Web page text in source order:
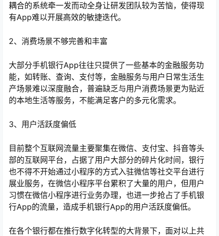
耦合的系统牵一发而动全身让研发团队较为苦恼，使得现
有App难以开展高效的敏捷迭代。
2、消费场景不够完善和丰富
大部分手机银行App往往只提供了一些基本的金融服务功
能，如转账、查询、支付等，金融服务与用户日常生活生
产场景难以深度融合，普遍缺乏与用户消费场景更为贴近
的本地生活等服务，不能满足客户的多元化需求。
3、用户活跃度偏低
目前整个互联网流量主要聚集在微信、支付宝、抖音等头
部的互联网平台，占据了用户大部分的碎片化时间，银行
也不得不开始通过小程序的方式入驻微信等社交平台进行
展业服务，在微信小程序平台累积了大量的用户，但用户
习惯在微信小程序进行业务办理，也进一步抢占了手机银
行App的流量，造成手机银行App的用户活跃度偏低。
在各个银行都在推行数字化转型的大背景下，面对以上共